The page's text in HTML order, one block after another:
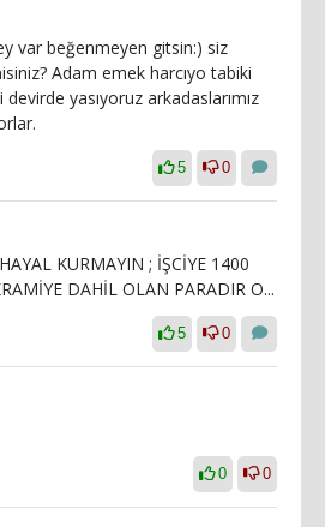
var beğenmeyen gitsin:) siz
Adam emek harcıyo tabiki
devirde yasıyoruz arkadaslarımız
5 0
KURMAYIN ; İŞCİYE 1400
DAHİL OLAN PARADIR O...
5 0
0 0